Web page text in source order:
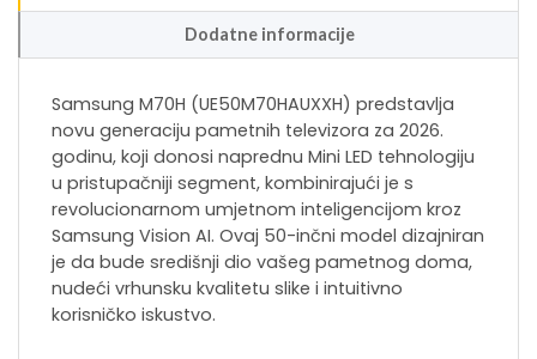
Dodatne informacije
Samsung M70H (UE50M70HAUXXH) predstavlja
novu generaciju pametnih televizora za 2026.
godinu, koji donosi naprednu Mini LED tehnologiju
u pristupačniji segment, kombinirajući je s
revolucionarnom umjetnom inteligencijom kroz
Samsung Vision AI. Ovaj 50-inčni model dizajniran
je da bude središnji dio vašeg pametnog doma,
nudeći vrhunsku kvalitetu slike i intuitivno
korisničko iskustvo.